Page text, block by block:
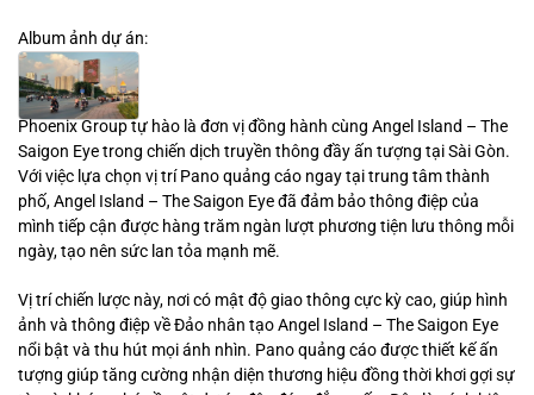
Album ảnh dự án:
Phoenix Group tự hào là đơn vị đồng hành cùng Angel Island – The
Saigon Eye trong chiến dịch truyền thông đầy ấn tượng tại Sài Gòn.
Với việc lựa chọn vị trí Pano quảng cáo ngay tại trung tâm thành
phố, Angel Island – The Saigon Eye đã đảm bảo thông điệp của
mình tiếp cận được hàng trăm ngàn lượt phương tiện lưu thông mỗi
ngày, tạo nên sức lan tỏa mạnh mẽ.
Vị trí chiến lược này, nơi có mật độ giao thông cực kỳ cao, giúp hình
ảnh và thông điệp về Đảo nhân tạo Angel Island – The Saigon Eye
nổi bật và thu hút mọi ánh nhìn. Pano quảng cáo được thiết kế ấn
tượng giúp tăng cường nhận diện thương hiệu đồng thời khơi gợi sự